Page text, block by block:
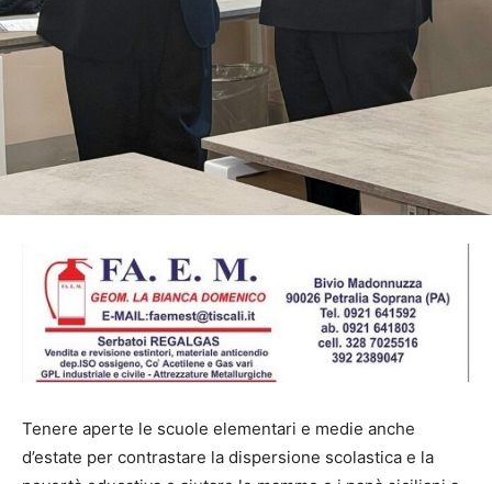
Tenere aperte le scuole elementari e medie anche
d’estate per contrastare la dispersione scolastica e la